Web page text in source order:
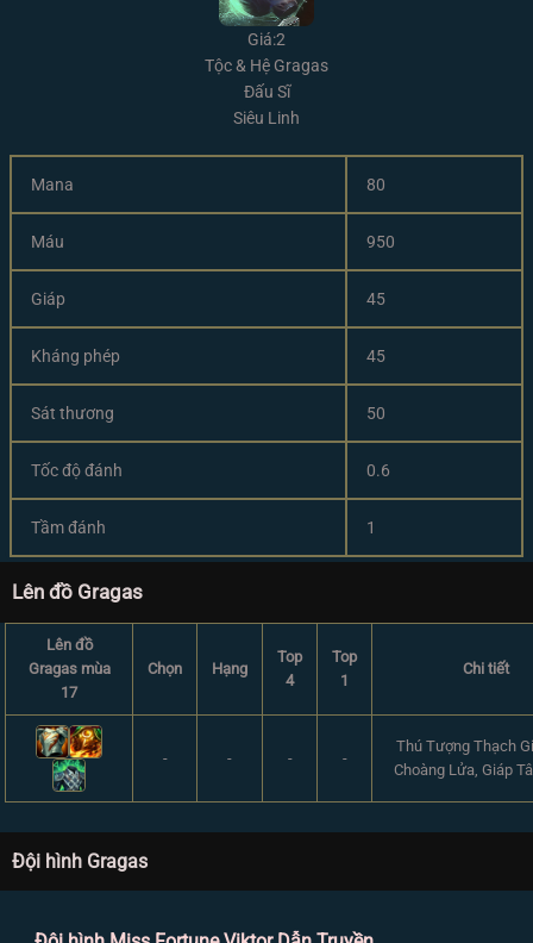
Giá:2
Tộc & Hệ Gragas
Đấu Sĩ
Siêu Linh
Mana 80
Máu 950
Giáp 45
Kháng phép 45
Sát thương 50
Tốc độ đánh 0.6
Tầm đánh 1
Lên đồ Gragas
Lên đồ
Gragas mùa
17
Chọn Hạng
Top
4
Top
1
Chi tiết
- - - -
Thú Tượng Thạch
Choàng Lửa, Giáp
Đội hình Gragas